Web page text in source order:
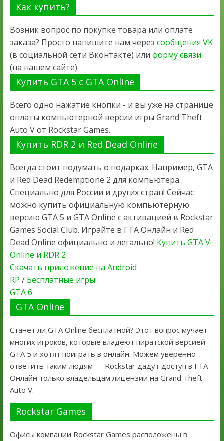
Как купить?
Возник вопрос по покупке товара или оплате
заказа? Просто напишите нам через сообщения VK
(в социальной сети Вконтакте) или форму связи
(на нашем сайте)
Купить GTA 5 с GTA Online
Всего одно нажатие кнопки - и вы уже на странице
оплаты компьютерной версии игры Grand Theft
Auto V от Rockstar Games.
Купить RDR 2 и Red Dead Online
Всегда стоит подумать о подарках. Например, GTA
и Red Dead Redemptione 2 для компьютера.
Специально для России и других стран! Сейчас
можно купить официальную компьютерную
версию GTA 5 и GTA Online с активацией в Rockstar
Games Social Club. Играйте в ГТА Онлайн и Red
Dead Online официально и легально! Купить GTA V
Online и RDR 2
Скачать приложение на Android
RP / Бесплатные игры
GTA 6
GTA Online
Станет ли GTA Online бесплатной? Этот вопрос мучает
многих игроков, которые владеют пиратской версией
GTA 5 и хотят поиграть в онлайн. Можем уверенно
ответить таким людям — Rockstar дадут доступ в ГТА
Онлайн только владельцам лицензии на Grand Theft
Auto V.
Rockstar Games
Офисы компании Rockstar Games расположены в